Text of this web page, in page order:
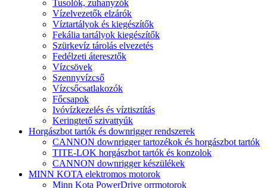
Tusolók, zuhanyzók
Vízelvezetők elzárók
Víztartályok és kiegészítők
Fekália tartályok kiegészítők
Szürkevíz tárolás elvezetés
Fedélzeti áteresztők
Vízcsövek
Szennyvízcső
Vízcsőcsatlakozók
Főcsapok
Ivóvízkezelés és víztisztítás
Keringtető szivattyúk
Horgászbot tartók és downrigger rendszerek
CANNON downrigger tartozékok és horgászbot tartók
TITE-LOK horgászbot tartók és konzolok
CANNON downrigger készülékek
MINN KOTA elektromos motorok
Minn Kota PowerDrive orrmotorok